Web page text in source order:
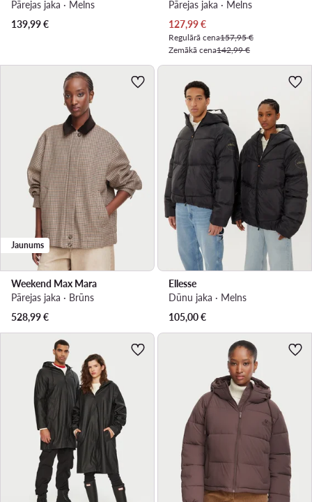
Pārejas jaka · Melns
139,99€
Pārejas jaka · Melns
Pašreizējā cena
127,99€
Regulārā cena157,95 €
Zemākā cena142,99 €
Jaunums
Weekend Max Mara
Pārejas jaka · Brūns
528,99€
Ellesse
Dūnu jaka · Melns
105,00€